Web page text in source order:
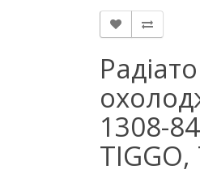
1308-
TIGGO,